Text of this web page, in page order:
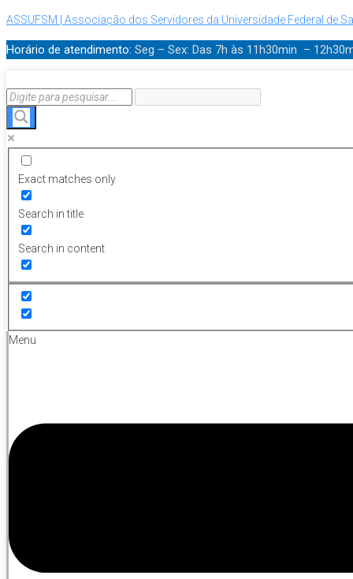
ASSUFSM | Associação dos Servidores da Universidade Federal de
Horário de atendimento: Seg – Sex: Das 7h às 11h30min –
Exact matches only
Search in title
Search in content
Menu